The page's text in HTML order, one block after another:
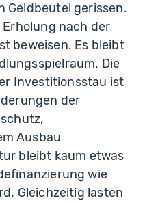
Geldbeutel gerissen.
nach der
beweisen. Es bleibt
Die
Investitionsstau ist
der
Ausbau
bleibt kaum etwas
wie
Gleichzeitig lasten